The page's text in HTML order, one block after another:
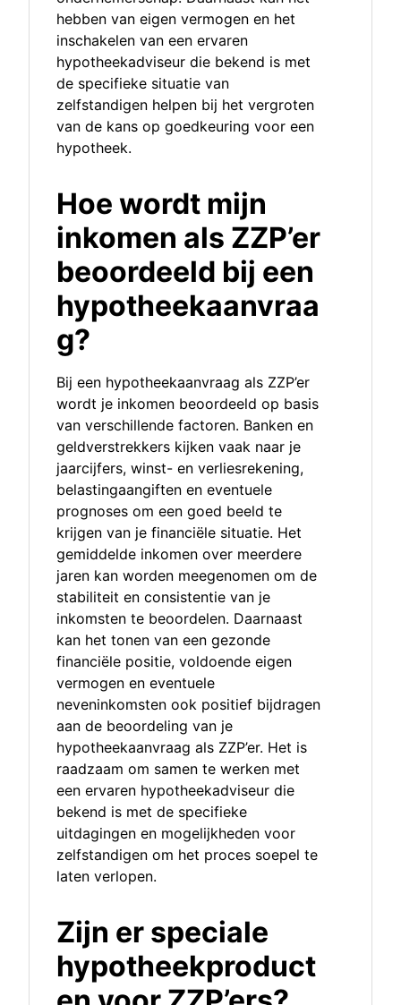
hebben van eigen vermogen en het
inschakelen van een ervaren
hypotheekadviseur die bekend is met
de specifieke situatie van
zelfstandigen helpen bij het vergroten
van de kans op goedkeuring voor een
hypotheek.
Hoe wordt mijn
inkomen als ZZP’er
beoordeeld bij een
hypotheekaanvraa
g?
Bij een hypotheekaanvraag als ZZP’er
wordt je inkomen beoordeeld op basis
van verschillende factoren. Banken en
geldverstrekkers kijken vaak naar je
jaarcijfers, winst- en verliesrekening,
belastingaangiften en eventuele
prognoses om een goed beeld te
krijgen van je financiële situatie. Het
gemiddelde inkomen over meerdere
jaren kan worden meegenomen om de
stabiliteit en consistentie van je
inkomsten te beoordelen. Daarnaast
kan het tonen van een gezonde
financiële positie, voldoende eigen
vermogen en eventuele
neveninkomsten ook positief bijdragen
aan de beoordeling van je
hypotheekaanvraag als ZZP’er. Het is
raadzaam om samen te werken met
een ervaren hypotheekadviseur die
bekend is met de specifieke
uitdagingen en mogelijkheden voor
zelfstandigen om het proces soepel te
laten verlopen.
Zijn er speciale
hypotheekproduct